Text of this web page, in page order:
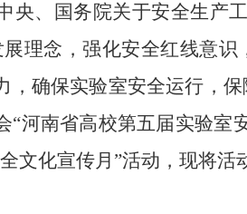
央、国务院关于安全生产
理念，强化安全红线意
，确保实验室安全运行，
“河南省高校第五届实验室
文化宣传月”活动，现将活